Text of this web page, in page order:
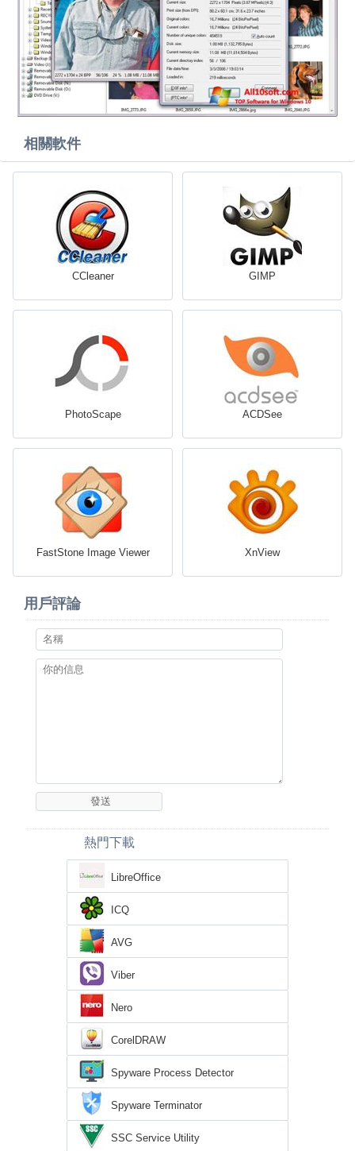
相關軟件
CCleaner GIMP
PhotoScape ACDSee
FastStone Image Viewer XnView
用戶評論
熱門下載
LibreOffice
ICQ
AVG
Viber
Nero
CorelDRAW
Spyware Process Detector
Spyware Terminator
SSC Service Utility